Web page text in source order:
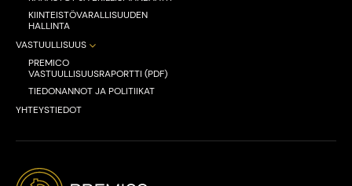
KIINTEISTÖVARALLISUUDEN
HALLINTA
VASTUULLISUUS
PREMICO
VASTUULLISUUSRAPORTTI (PDF)
TIEDONANNOT JA POLITIIKAT
YHTEYSTIEDOT